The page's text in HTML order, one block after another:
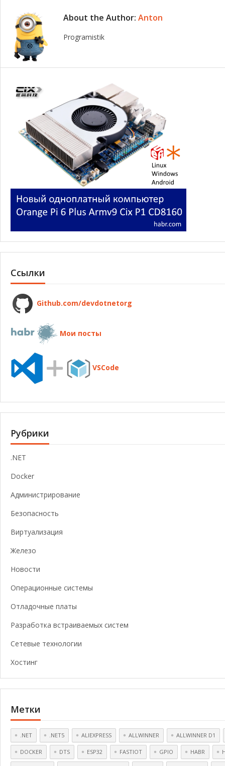
About the Author: Anton
Programistik
Ссылки
Github.com/devdotnetorg
Мои посты
VSCode
Рубрики
.NET
Docker
Администрирование
Безопасность
Виртуализация
Железо
Новости
Операционные системы
Отладочные платы
Разработка встраиваемых систем
Сетевые технологии
Хостинг
Метки
.NET .NET5 ALIEXPRESS ALLWINNER ALLWINNER D1
DOCKER DTS ESP32 FASTIOT GPIO HABR